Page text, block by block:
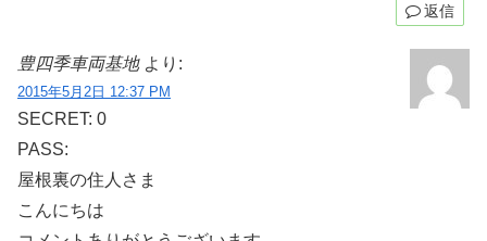
返信
豊四季車両基地 より:
2015年5月2日 12:37 PM
SECRET: 0
PASS:
屋根裏の住人さま
こんにちは